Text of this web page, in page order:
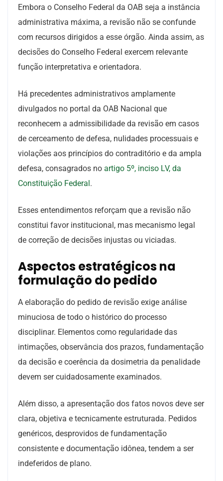
Embora o Conselho Federal da OAB seja a instância
administrativa máxima, a revisão não se confunde
com recursos dirigidos a esse órgão. Ainda assim, as
decisões do Conselho Federal exercem relevante
função interpretativa e orientadora.
Há precedentes administrativos amplamente
divulgados no portal da OAB Nacional que
reconhecem a admissibilidade da revisão em casos
de cerceamento de defesa, nulidades processuais e
violações aos princípios do contraditório e da ampla
defesa, consagrados no artigo 5º, inciso LV, da
Constituição Federal.
Esses entendimentos reforçam que a revisão não
constitui favor institucional, mas mecanismo legal
de correção de decisões injustas ou viciadas.
Aspectos estratégicos na
formulação do pedido
A elaboração do pedido de revisão exige análise
minuciosa de todo o histórico do processo
disciplinar. Elementos como regularidade das
intimações, observância dos prazos, fundamentação
da decisão e coerência da dosimetria da penalidade
devem ser cuidadosamente examinados.
Além disso, a apresentação dos fatos novos deve ser
clara, objetiva e tecnicamente estruturada. Pedidos
genéricos, desprovidos de fundamentação
consistente e documentação idônea, tendem a ser
indeferidos de plano.